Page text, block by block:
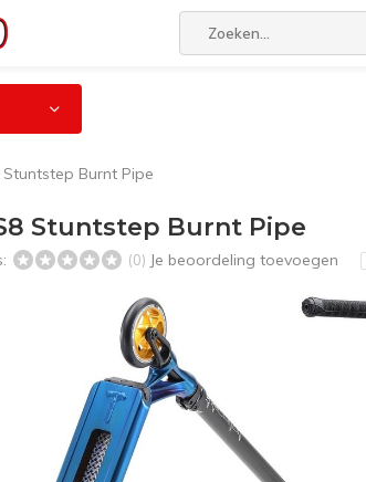
Burnt Pipe
Stuntstep Burnt Pipe
(0) Je beoordeling toevoegen